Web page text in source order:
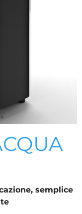
semplice